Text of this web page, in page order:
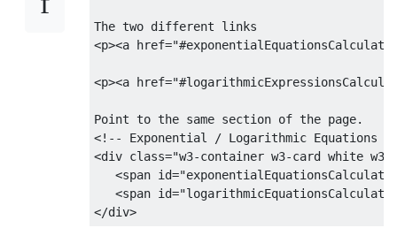
<p><a href=
<p><a href=
<!-- Exponential / Logarithmic Equations
<div class="w3-container w3-card white w3-
<span id=
<span id=
</div>